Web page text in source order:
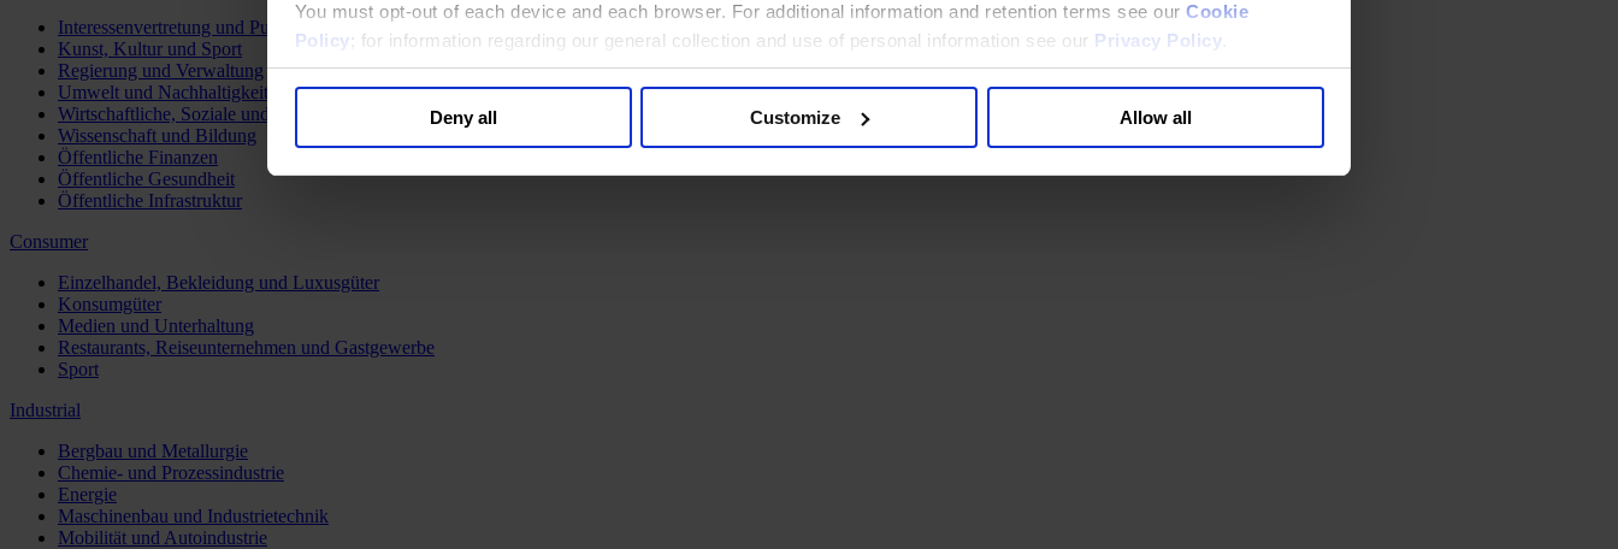
You must opt-out of each device and each browser. For additional information and retention terms see our Cookie
Policy; for information regarding our general collection and use of personal information see our Privacy Policy
Deny all Customize Allow all
Interessenvertretung und Public Affairs
Kunst, Kultur und Sport
Regierung und Verwaltung
Umwelt und Nachhaltigkeit
Wirtschaftliche, Soziale und Humanitäre Entwicklung
Wissenschaft und Bildung
Öffentliche Finanzen
Öffentliche Gesundheit
Öffentliche Infrastruktur
Consumer
Einzelhandel, Bekleidung und Luxusgüter
Konsumgüter
Medien und Unterhaltung
Restaurants, Reiseunternehmen und Gastgewerbe
Sport
Industrial
Bergbau und Metallurgie
Chemie- und Prozessindustrie
Energie
Maschinenbau und Industrietechnik
Mobilität und Autoindustrie